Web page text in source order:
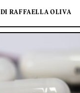
DI RAFFAELLA OLIVA